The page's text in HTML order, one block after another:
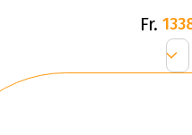
Fr.